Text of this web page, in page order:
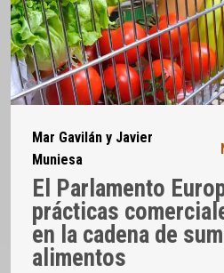
Mar Gavilán y Javier
Muniesa
El Parlamento
prácticas
en la cadena de
alimentos